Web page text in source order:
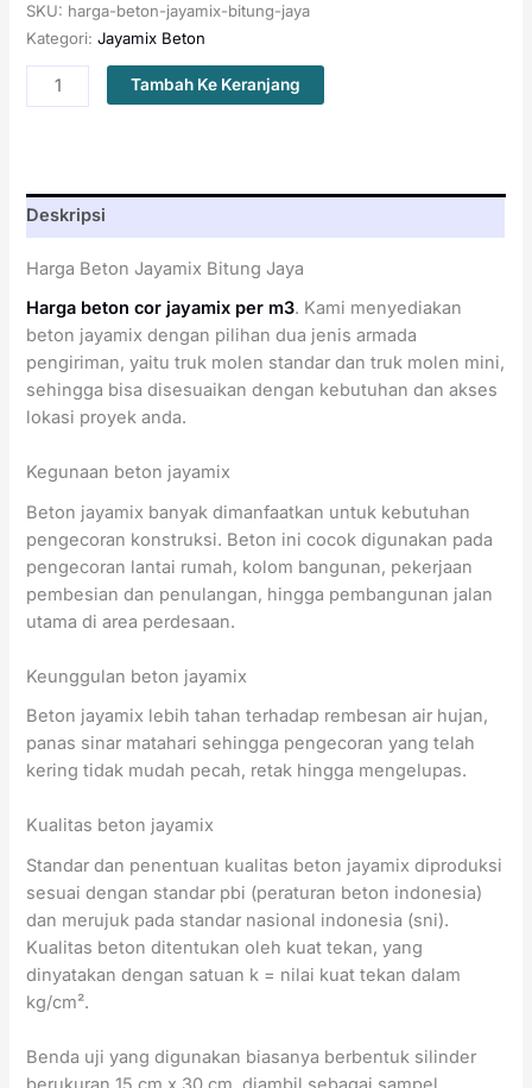
SKU: harga-beton-jayamix-bitung-jaya
Kategori:Jayamix Beton
Kuantitas
Harga
Jaya
Tambah Ke Keranjang
Deskripsi
Harga Beton Jayamix Bitung Jaya
Harga beton cor jayamix per m3. Kami menyediakan
beton jayamix dengan pilihan dua jenis armada
pengiriman, yaitu truk molen standar dan truk molen mini,
sehingga bisa disesuaikan dengan kebutuhan dan akses
lokasi proyek anda.
Kegunaan beton jayamix
Beton jayamix banyak dimanfaatkan untuk kebutuhan
pengecoran konstruksi. Beton ini cocok digunakan pada
pengecoran lantai rumah, kolom bangunan, pekerjaan
pembesian dan penulangan, hingga pembangunan jalan
utama di area perdesaan.
Keunggulan beton jayamix
Beton jayamix lebih tahan terhadap rembesan air hujan,
panas sinar matahari sehingga pengecoran yang telah
kering tidak mudah pecah, retak hingga mengelupas.
Kualitas beton jayamix
Standar dan penentuan kualitas beton jayamix diproduksi
sesuai dengan standar pbi (peraturan beton indonesia)
dan merujuk pada standar nasional indonesia (sni).
Kualitas beton ditentukan oleh kuat tekan, yang
dinyatakan dengan satuan k = nilai kuat tekan dalam
kg/cm².
Benda uji yang digunakan biasanya berbentuk silinder